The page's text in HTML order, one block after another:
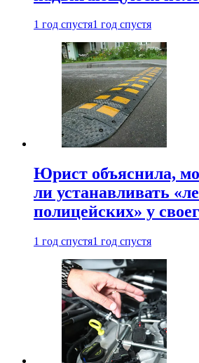
1 год спустя1 год спустя
Юрист объяснила,
ли устанавливать
полицейских» у
1 год спустя1 год спустя